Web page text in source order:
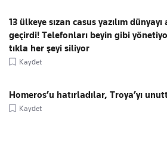
13 ülkeye sızan casus yazılım
geçirdi! Telefonları beyin gibi
tıkla her şeyi siliyor
Kaydet
Homeros’u hatırladılar, Troya’yı
Kaydet